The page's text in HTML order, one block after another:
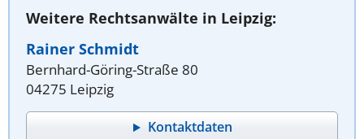
Weitere Rechtsanwälte in Leipzig:
Rainer Schmidt
Bernhard-Göring-Straße 80
04275 Leipzig
Kontaktdaten